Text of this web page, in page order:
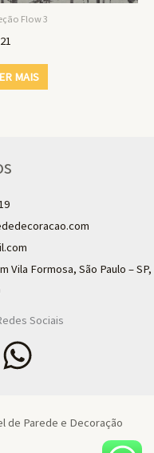
Flow 3
MAIS
Vila Formosa, São Paulo – SP,
Sociais
de Parede e Decoração